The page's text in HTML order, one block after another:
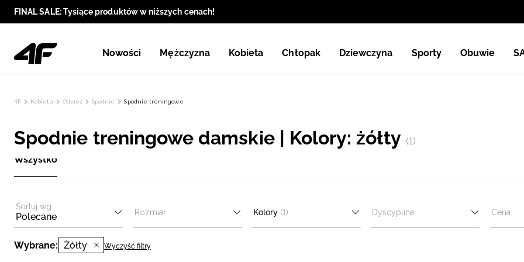
FINAL SALE: Tysiące produktów w niższych cenach!
Nowości Mężczyzna Kobieta Chłopak Dziewczyna Sporty Obuwie
4F Kobieta Odzież Spodnie Spodnie treningowe
Spodnie treningowe damskie | Kolory: żółty (1)
Wszystko
Sortuj wg:
Polecane Rozmiar Kolory (1) Dyscyplina Cena
Wybrane: Żółty Wyczyść filtry